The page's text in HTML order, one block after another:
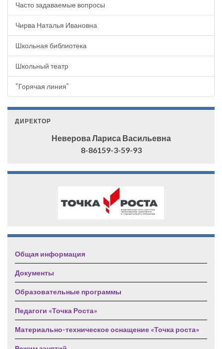
Часто задаваемые вопросы
Чирва Наталья Ивановна
Школьная библиотека
Школьный театр
“Горячая линия”
ДИРЕКТОР
Неверова Лариса Васильевна
8-86159-3-59-93
Общая информация
Документы
Образовательные программы
Педагоги «Точка Роста»
Материально-техническое оснащение «Точка роста»